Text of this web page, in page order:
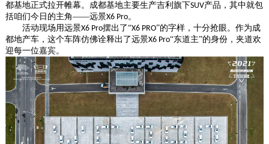
都基地正式拉开帷幕。成都基地主要生产吉利旗下SUV产品，其中就包
括咱们今日的主角——远景X6 Pro。
活动现场用远景X6 Pro摆出了“X6 PRO”的字样，十分抢眼。作为成
都地产车，这个车阵仿佛诠释出了远景X6 Pro“东道主”的身份，夹道欢
迎每一位嘉宾。